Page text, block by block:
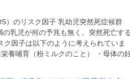
）のリスク因子 乳幼児突然死症候群
の乳児が何の予兆も無く、突然死亡する
ク因子は以下のように考えられていま
養哺育（粉ミルクのこと） ・母体の